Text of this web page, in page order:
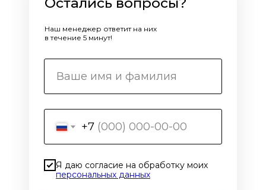
+7
Я даю согласие на обработку моих
персональных данных
Наш менеджер ответит на них
в течение 5 минут!